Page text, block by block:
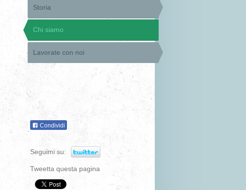
Storia
Chi siamo
Lavorate con noi
Condividi
Seguimi su:
Tweetta questa pagina